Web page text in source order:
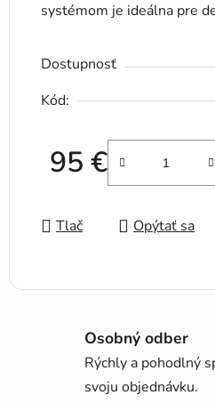
systémom je ideálna pre
Dostupnosť
Kód:
95 €
Jednotková cena:
Tlač Opýtať sa
Osobný odber
Rýchly a pohodlný
svoju objednávku.